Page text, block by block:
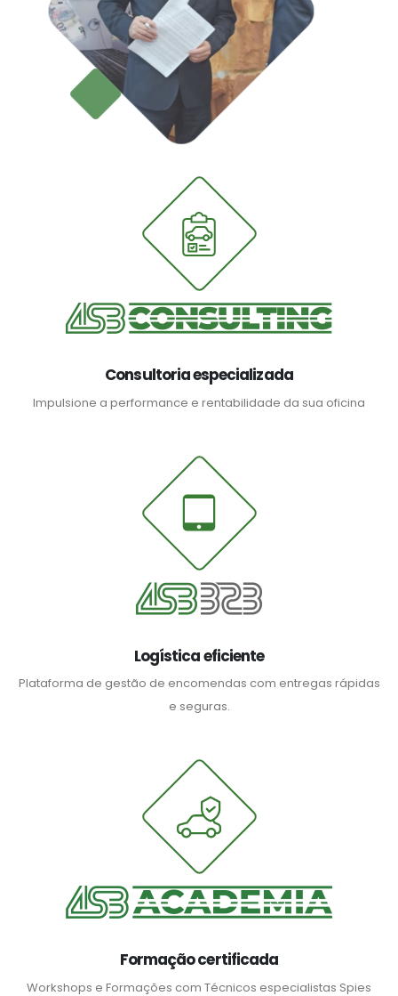
Consultoria especializada
Impulsione a performance e rentabilidade da sua oficina
Logística eficiente
Plataforma de gestão de encomendas com entregas rápidas
e seguras.
Formação certificada
Workshops e Formações com Técnicos especialistas Spies